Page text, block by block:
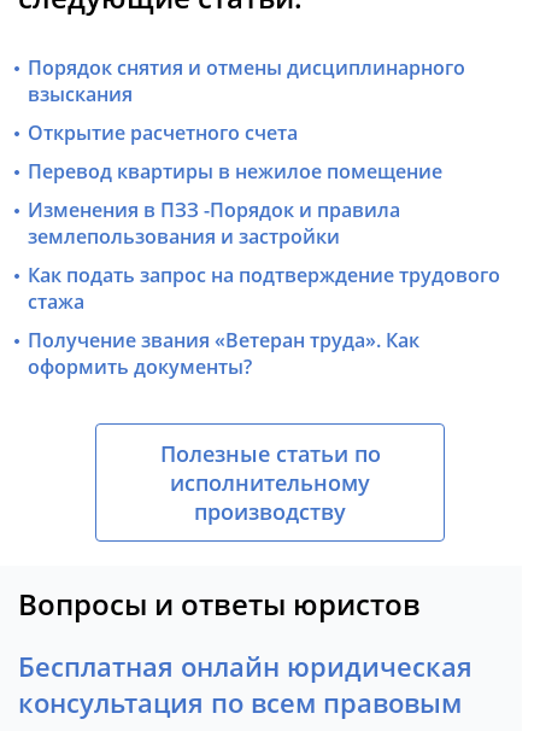
Порядок снятия и отмены дисциплинарного
взыскания
Открытие расчетного счета
Перевод квартиры в нежилое помещение
Изменения в ПЗЗ -Порядок и правила
землепользования и застройки
Как подать запрос на подтверждение трудового
стажа
Получение звания «Ветеран труда». Как
оформить документы?
Полезные статьи по
исполнительному
производству
Вопросы и ответы юристов
Бесплатная онлайн юридическая
консультация по всем правовым